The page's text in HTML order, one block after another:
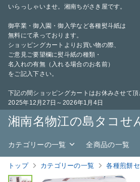
いらっしゃいませ。湘南ちがさき屋です。
御卒業・御入園・御入学など各種熨斗紙は
無料にて承っております。
ショッピングカートよりお買い物の際、
ご意見ご要望欄に熨斗紙の種類・
名入れの有無（入れる場合のお名前）
をご記入下さい。
下記の間ショッピングカートはお休みさせて頂
2025年12月27日～2026年1月4日
湘南名物江の島タコ
カテゴリーの一覧 全商品の一覧
トップ カテゴリーの一覧 各種煎餅